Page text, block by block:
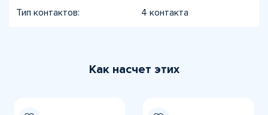
Тип контактов: 4 контакта
Как насчет этих